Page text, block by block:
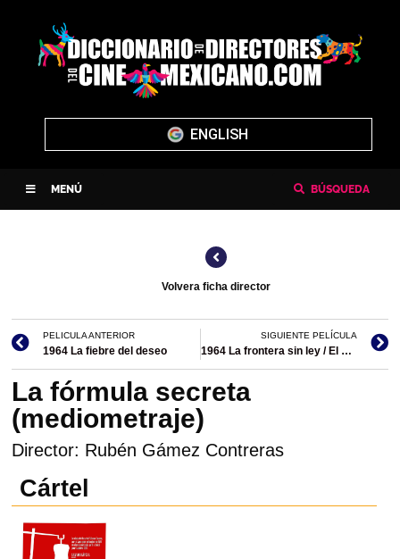
ENGLISH
MENÚ BÚSQUEDA
Volvera ficha director
PELICULA ANTERIOR
1964 La fiebre del deseo
SIGUIENTE PELÍCULA
1964 La frontera sin ley / El Rápido en la frontera sin ley
La fórmula secreta
(mediometraje)
Director: Rubén Gámez Contreras
Cártel